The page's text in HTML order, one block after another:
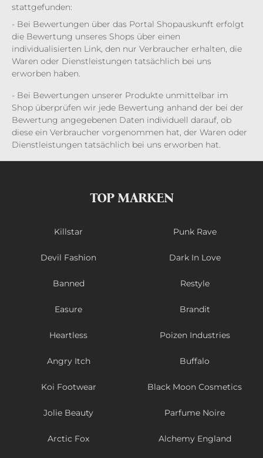
stattgefunden:
- Bei Bewertungen über das Portal Shopauskunft erfolgt
die Bewertung unseres Shops über einen
individualisierten Link, den nur Verbraucher erhalten, die
Waren oder Dienstleistungen tatsächlich bei uns
erworben haben.
- Bei Bewertungen unserer Produkte unmittelbar im
Shop überprüfen wir jede Bewertung anhand der bei der
Bewertung angegebenen Daten individuell darauf, ob
diese ein Verbraucher vorgenommen hat, der Waren oder
Dienstleistungen tatsächlich bei uns erworben hat.
TOP MARKEN
Killstar Punk Rave
Devil Fashion Dark In Love
Banned Restyle
Easure Brandit
Heartless Poizen Industries
Angry Itch Buffalo
Koi Footwear Black Moon Cosmetics
Jolie Beauty Parfume Noire
Arctic Fox Alchemy England